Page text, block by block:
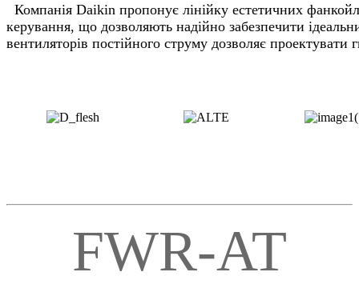
Компанія Daikin пропонує лінійку естетичних
керування, що дозволяють надійно забезпечити
вентиляторів постійного струму дозволяє
FWR-AT